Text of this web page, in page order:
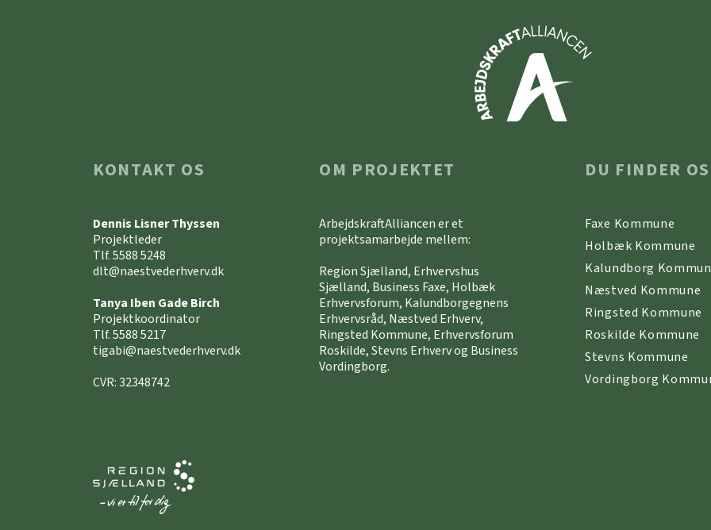
KONTAKT OS
Dennis Lisner Thyssen
Projektleder
Tlf. 5588 5248
dlt@naestvederhverv.dk
Tanya Iben Gade Birch
Projektkoordinator
Tlf. 5588 5217
tigabi@naestvederhverv.dk
CVR: 32348742
OM PROJEKTET
ArbejdskraftAlliancen er et
projektsamarbejde mellem:
Region Sjælland, Erhvervshus
Sjælland, Business Faxe, Holbæk
Erhvervsforum, Kalundborgegnens
Erhvervsråd, Næstved Erhverv,
Ringsted Kommune, Erhvervsforum
Roskilde, Stevns Erhverv og Business
Vordingborg.
DU FINDER
Faxe Kommune
Holbæk Kommune
Kalundborg
Næstved Kommune
Ringsted Kommune
Roskilde Kommune
Stevns Kommune
Vordingborg